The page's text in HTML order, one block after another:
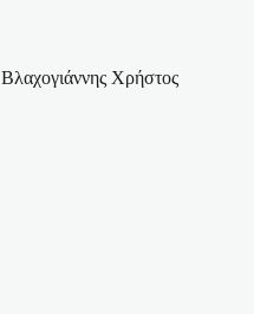
Βλαχογιάννης Χρήστος